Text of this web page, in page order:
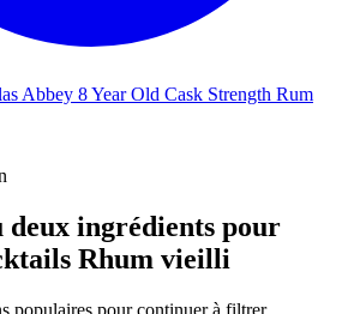
Abbey 8 Year Old Cask Strength Rum
deux ingrédients pour
Rhum vieilli
populaires pour continuer à filtrer.